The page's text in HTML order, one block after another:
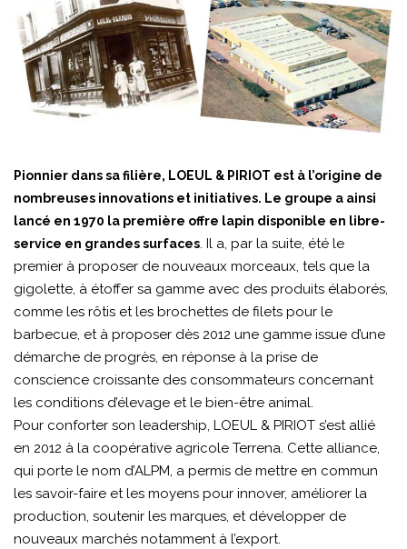
Pionnier dans sa filière, LOEUL & PIRIOT est à l’origine de
nombreuses innovations et initiatives. Le groupe a ainsi
lancé en 1970 la première offre lapin disponible en libre-
service en grandes surfaces. Il a, par la suite, été le
premier à proposer de nouveaux morceaux, tels que la
gigolette, à étoffer sa gamme avec des produits élaborés,
comme les rôtis et les brochettes de filets pour le
barbecue, et à proposer dès 2012 une gamme issue d’une
démarche de progrès, en réponse à la prise de
conscience croissante des consommateurs concernant
les conditions d’élevage et le bien-être animal.
Pour conforter son leadership, LOEUL & PIRIOT s’est allié
en 2012 à la coopérative agricole Terrena. Cette alliance,
qui porte le nom d’ALPM, a permis de mettre en commun
les savoir-faire et les moyens pour innover, améliorer la
production, soutenir les marques, et développer de
nouveaux marchés notamment à l’export.